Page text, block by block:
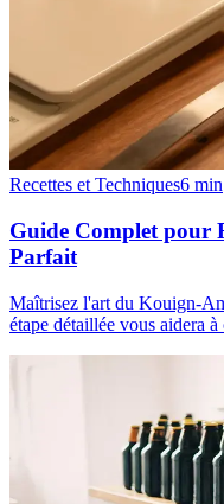
Recettes et Techniques6 min
Guide Complet pour
Parfait
Maîtrisez l'art du Kouign-
étape détaillée vous aidera